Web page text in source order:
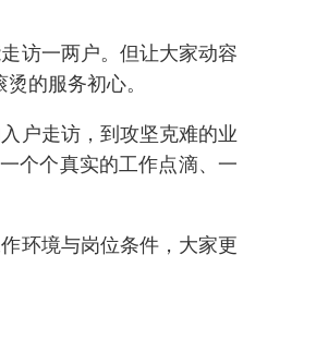
访一两户。但让大家动容
的服务初心。
户走访，到攻坚克难的业
个个真实的工作点滴、一
环境与岗位条件，大家更